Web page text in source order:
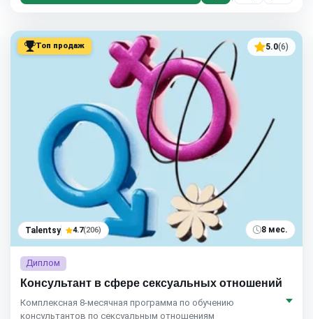
Топ продаж 5.0(6)
Talentsy 4.7(206) 8 мес.
Диплом
Консультант в сфере сексуальных отношений
Комплексная 8-месячная программа по обучению
консультантов по сексуальным отношениям